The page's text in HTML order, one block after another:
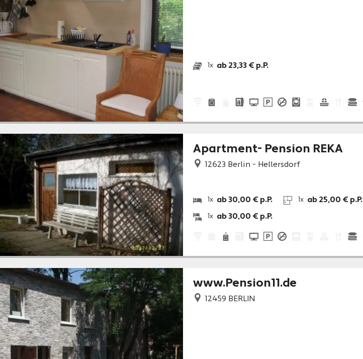
1x ab 23,33 € p.P.
Apartment- Pension REKA
12623 Berlin - Hellersdorf
1x ab 30,00 € p.P.
1x ab 30,00 € p.P.
1x ab 25,00 € p.P.
www.Pension11.de
12459 BERLIN